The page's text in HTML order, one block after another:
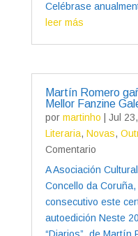
Celébrase
leer más
Martín Romero
Mellor Fanzine
por martinho Jul
Literaria, Novas,
Comentario
A Asociación
Concello da
consecutivo este
autoedición Neste